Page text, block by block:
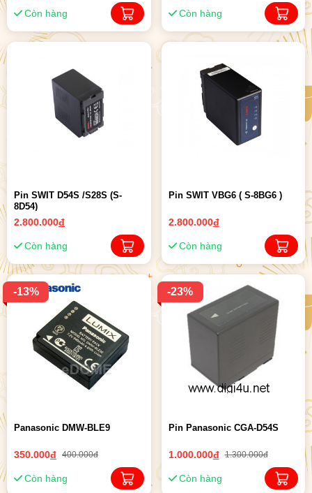
Còn hàng Còn hàng
Pin SWIT D54S /S28S (S-
8D54)
2.800.000đ
Còn hàng
Pin SWIT VBG6 ( S-8BG6 )
2.800.000đ
Còn hàng
-13%
Panasonic DMW-BLE9
350.000đ 400.000đ
Còn hàng
-23%
Pin Panasonic CGA-D54S
1.000.000đ 1.300.000đ
Còn hàng